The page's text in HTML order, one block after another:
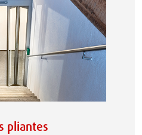
pliantes